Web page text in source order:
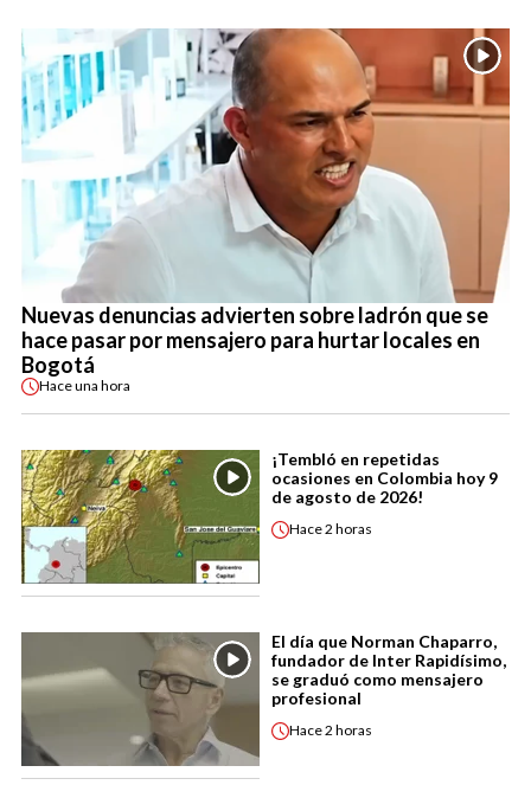
Nuevas denuncias advierten sobre ladrón que se
hace pasar por mensajero para hurtar locales en
Bogotá
Haceuna hora
¡Tembló en repetidas
ocasiones en Colombia hoy 9
de agosto de 2026!
Hace2 horas
El día que Norman Chaparro,
fundador de Inter Rapidísimo,
se graduó como mensajero
profesional
Hace2 horas